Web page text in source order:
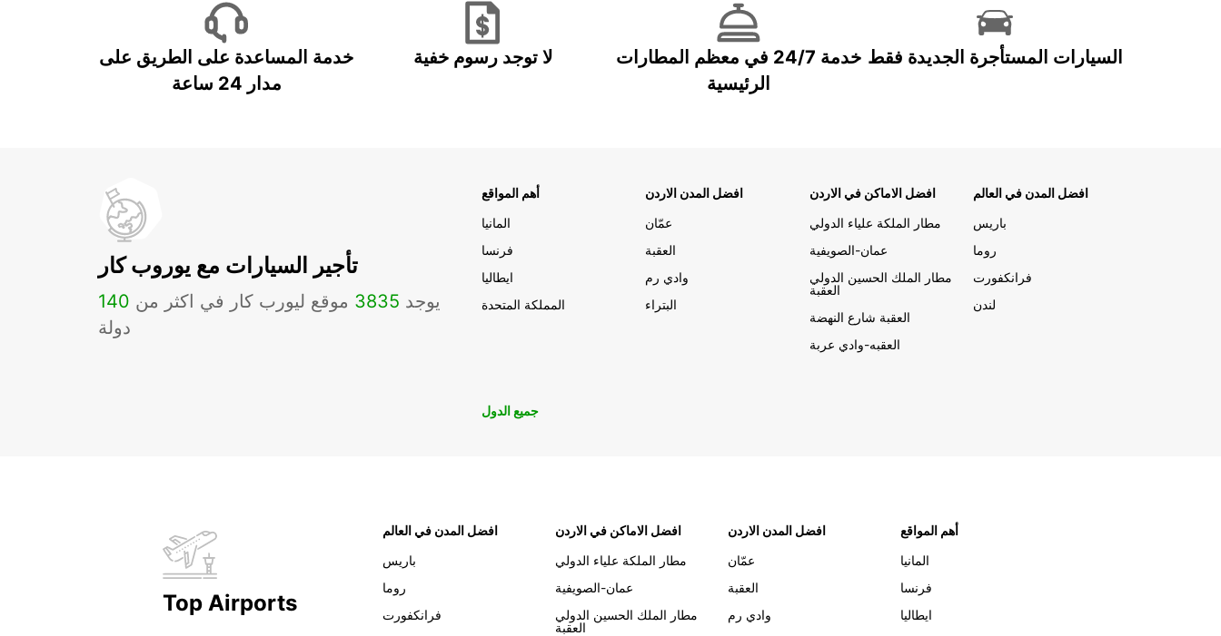
خدمة المساعدة على الطريق على
مدار 24 ساعة
لا توجد رسوم خفية
خدمة 24/7 في معظم المطارات
الرئيسية
السيارات المستأجرة الجديدة فقط
تأجير السيارات مع يوروب كار
يوجد 3835 موقع ليورب كار في اكثر من 140
دولة
أهم المواقع
المانيا
فرنسا
ايطاليا
المملكة المتحدة
افضل المدن الاردن
عمّان
العقبة
وادي رم
البتراء
افضل الاماكن في الاردن
مطار الملكة علياء الدولي
عمان-الصويفية
مطار الملك الحسين الدولي
العقبة
العقبة شارع النهضة
العقبه-وادي عربة
افضل المدن في العالم
باريس
روما
فرانكفورت
لندن
جميع الدول
Top Airports
افضل المدن في العالم
باريس
روما
فرانكفورت
افضل الاماكن في الاردن
مطار الملكة علياء الدولي
عمان-الصويفية
مطار الملك الحسين الدولي
العقبة
افضل المدن الاردن
عمّان
العقبة
وادي رم
أهم المواقع
المانيا
فرنسا
ايطاليا